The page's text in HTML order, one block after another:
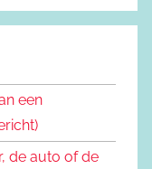
een
de auto of de